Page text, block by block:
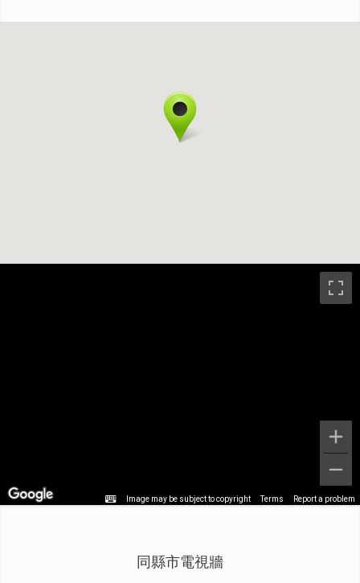
Image may be subject to copyright Terms Report a problem
同縣市電視牆